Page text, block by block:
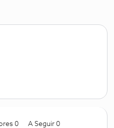
0 A Seguir 0